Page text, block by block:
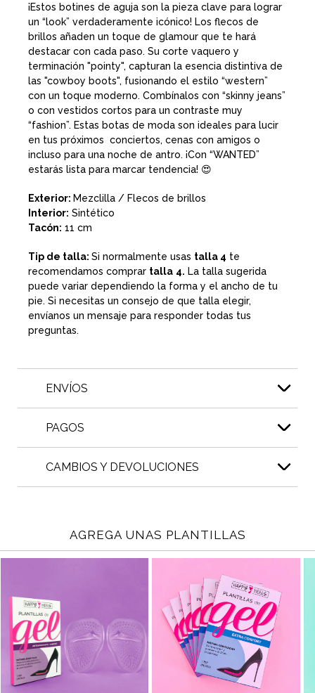
¡Estos botines de aguja son la pieza clave para lograr
un “look” verdaderamente icónico! Los flecos de
brillos añaden un toque de glamour que te hará
destacar con cada paso. Su corte vaquero y
terminación "pointy", capturan la esencia distintiva de
las "cowboy boots", fusionando el estilo “western”
con un toque moderno. Combínalos con “skinny jeans”
o con vestidos cortos para un contraste muy
“fashion”. Estas botas de moda son ideales para lucir
en tus próximos conciertos, cenas con amigos o
incluso para una noche de antro. ¡Con “WANTED”
estarás lista para marcar tendencia! 😍
Exterior: Mezclilla / Flecos de brillos
Interior: Sintético
Tacón: 11 cm
Tip de talla: Si normalmente usas talla 4 te
recomendamos comprar talla 4. La talla sugerida
puede variar dependiendo la forma y el ancho de tu
pie. Si necesitas un consejo de que talla elegir,
envíanos un mensaje para responder todas tus
preguntas.
ENVÍOS
PAGOS
CAMBIOS Y DEVOLUCIONES
AGREGA UNAS PLANTILLAS